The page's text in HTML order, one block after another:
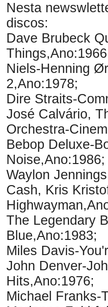
Nesta
discos:
Dave Brubeck
Niels-Henning
2,Ano:1978;
Dire Straits-
José Calvário,
Orchestra-
Bebop Deluxe-
Noise,Ano:1986;
Waylon
Cash, Kris
The Legendary
Blue,Ano:1983;
Miles Davis-
John Denver-
Hits,Ano:1976;
Michael Franks-